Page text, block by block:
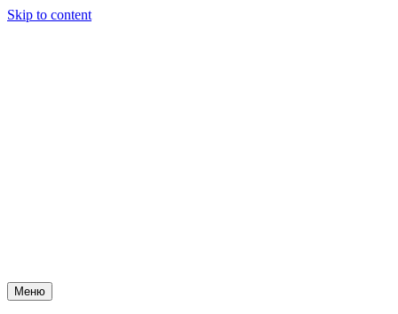
Skip to content
Меню